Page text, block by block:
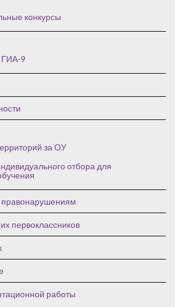
конкурсы
ГИА-9
за ОУ
отбора для
правонарушениям
первоклассников
работы